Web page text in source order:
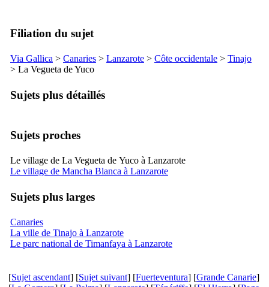
Filiation du sujet
Via Gallica > Canaries > Lanzarote > Côte occidentale > Tinajo
> La Vegueta de Yuco
Sujets plus détaillés
Sujets proches
Le village de La Vegueta de Yuco à Lanzarote
Le village de Mancha Blanca à Lanzarote
Sujets plus larges
Canaries
La ville de Tinajo à Lanzarote
Le parc national de Timanfaya à Lanzarote
[Sujet ascendant] [Sujet suivant] [Fuerteventura] [Grande Canarie]